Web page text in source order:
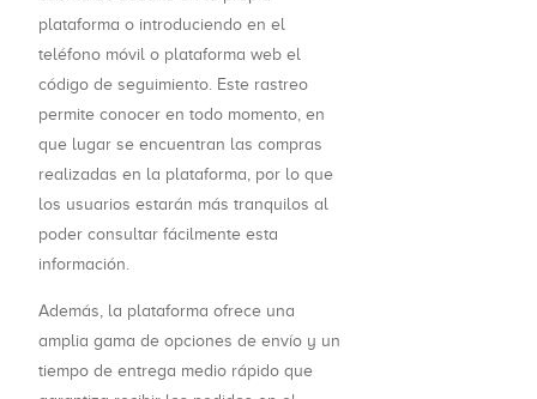
plataforma o introduciendo en el
teléfono móvil o plataforma web el
código de seguimiento. Este rastreo
permite conocer en todo momento, en
que lugar se encuentran las compras
realizadas en la plataforma, por lo que
los usuarios estarán más tranquilos al
poder consultar fácilmente esta
información.
Además, la plataforma ofrece una
amplia gama de opciones de envío y un
tiempo de entrega medio rápido que